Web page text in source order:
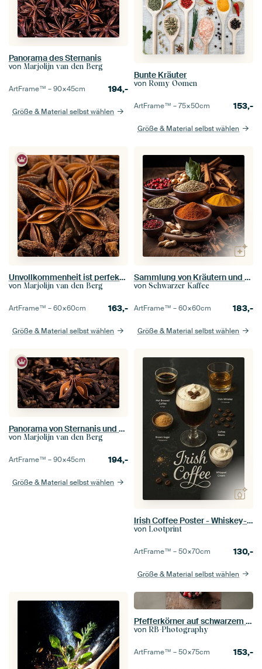
Panorama des Sternanis
von Marjolijn van den Berg
ArtFrame™ –90×45cm 194,-
Größe & Material selbst wählen
Bunte Kräuter
von Romy Oomen
ArtFrame™ –75×50cm 153,-
Größe & Material selbst wählen
Unvollkommenheit ist perfekt im Quadrat: Sternanis zwischen anderen
von Marjolijn van den Berg
ArtFrame™ –60×60cm 163,-
Größe & Material selbst wählen
Sammlung von Kräutern und Gewürzen
von Schwarzer Kaffee
ArtFrame™ –60×60cm 183,-
Größe & Material selbst wählen
Panorama von Sternanis und Nelken
von Marjolijn van den Berg
ArtFrame™ –90×45cm 194,-
Größe & Material selbst wählen
Irish Coffee Poster - Whiskey-Espresso-Creme-Cocktail
von Lootprint
ArtFrame™ –50×70cm 130,-
Größe & Material selbst wählen
Pfefferkörner auf schwarzem Löffel und Walnussholz
von RB-Photography
ArtFrame™ –50×75cm 153,-